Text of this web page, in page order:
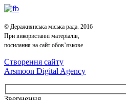
© Деражнянська міська рада. 2016
При використанні матеріалів,
посилання на сайт обов’язкове
Створення сайту
Arsmoon Digital Agency